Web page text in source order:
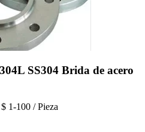
SS304 Brida de acero
1-100 / Pieza